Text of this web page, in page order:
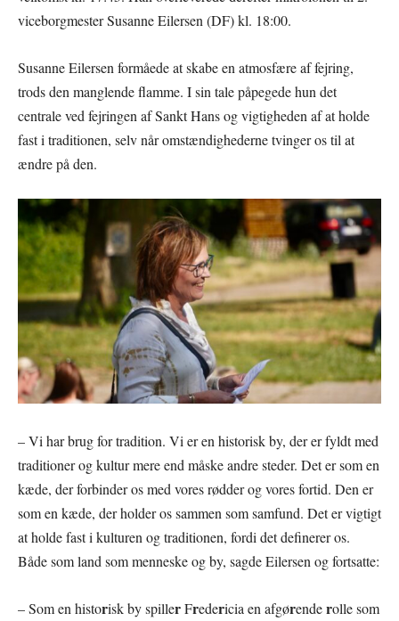
viceborgmester Susanne Eilersen (DF) kl. 18:00.
Susanne Eilersen formåede at skabe en atmosfære af fejring,
trods den manglende flamme. I sin tale påpegede hun det
centrale ved fejringen af Sankt Hans og vigtigheden af at holde
fast i traditionen, selv når omstændighederne tvinger os til at
ændre på den.
– Vi har brug for tradition. Vi er en historisk by, der er fyldt med
traditioner og kultur mere end måske andre steder. Det er som en
kæde, der forbinder os med vores rødder og vores fortid. Den er
som en kæde, der holder os sammen som samfund. Det er vigtigt
at holde fast i kulturen og traditionen, fordi det definerer os.
Både som land som menneske og by, sagde Eilersen og fortsatte:
– Som en historisk by spillerFredericia en afgørenderolle som